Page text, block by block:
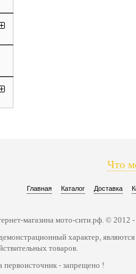
Что
Главная Каталог Доставка
магазина мото-сити.рф. © 2012
характер, являются
товаров.
первоисточник - запрещено !